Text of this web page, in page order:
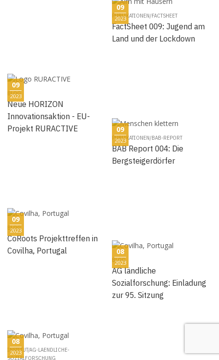
09
2023
PUBLIKATIONEN/FACTSHEET
FactSheet 009: Jugend am
Land und der Lockdown
09
2023
BLOG
Neue HORIZON
Innovationsaktion - EU-
Projekt RURACTIVE
09
2023
PUBLIKATIONEN/BAB-REPORT
BAB Report 004: Die
Bergsteigerdörfer
09
2023
BLOG
CoRoots Projekttreffen in
Covilha, Portugal
08
2023
BLOG
AG ländliche
Sozialforschung: Einladung
zur 95. Sitzung
08
2023
INSTITUT/AG-LAENDLICHE-
SOZIALFORSCHUNG